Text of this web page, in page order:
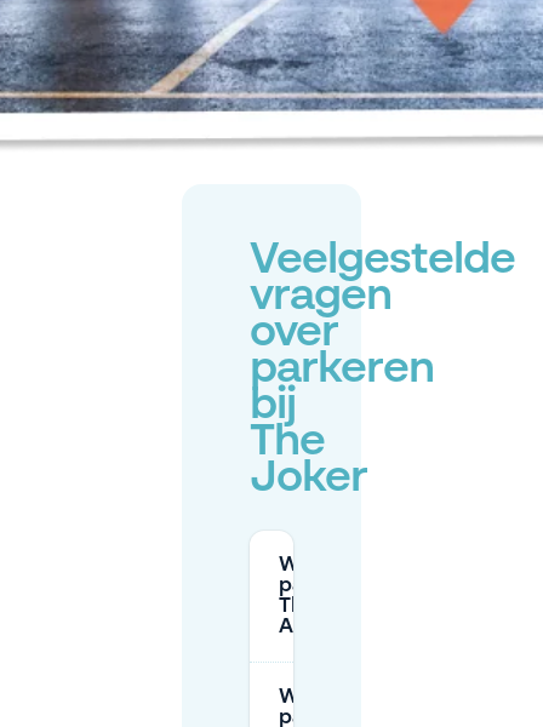
Veelgestelde
vragen
over
parkeren
bij
The
Joker
Waar kan ik
parkeren bij
The Joker in
Antwerpen?
Welke
parkeerregels